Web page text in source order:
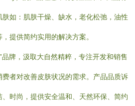
如：肌肤干燥、缺水，老化松弛，油性
提供简约实用的解决方案。
品牌，汲取大自然精粹，专注开发和销售
者对改善皮肤状况的需求。产品品质诉
时尚，提供安全温和、天然环保、简约